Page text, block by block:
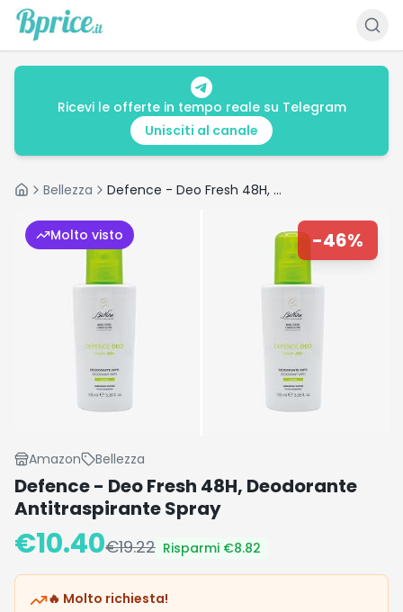
Ricevi le offerte in tempo reale su Telegram
Unisciti al canale
HomeBellezza Defence - Deo Fresh 48H, Deodorante Antitraspirante Spray
Molto visto -46%
Amazon Bellezza
Defence - Deo Fresh 48H, Deodorante
Antitraspirante Spray
€10.40€19.22 Risparmi €8.82
🔥 Molto richiesta!